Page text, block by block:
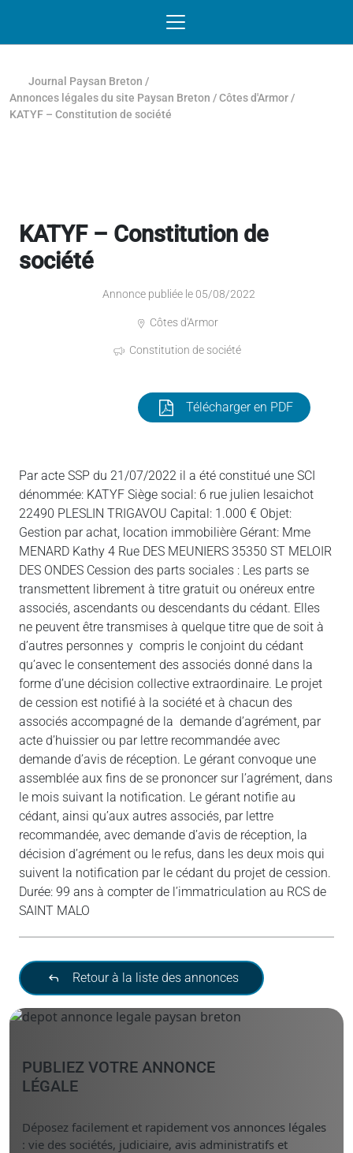
Journal Paysan Breton /
Annonces légales du site Paysan Breton /Côtes d'Armor /
KATYF – Constitution de société
KATYF – Constitution de
société
Annonce publiée le 05/08/2022
Côtes d'Armor
Constitution de société
Télécharger en PDF
Par acte SSP du 21/07/2022 il a été constitué une SCI
dénommée: KATYF Siège social: 6 rue julien lesaichot
22490 PLESLIN TRIGAVOU Capital: 1.000 € Objet:
Gestion par achat, location immobilière Gérant: Mme
MENARD Kathy 4 Rue DES MEUNIERS 35350 ST MELOIR
DES ONDES Cession des parts sociales : Les parts se
transmettent librement à titre gratuit ou onéreux entre
associés, ascendants ou descendants du cédant. Elles
ne peuvent être transmises à quelque titre que de soit à
d’autres personnes y compris le conjoint du cédant
qu’avec le consentement des associés donné dans la
forme d’une décision collective extraordinaire. Le projet
de cession est notifié à la société et à chacun des
associés accompagné de la demande d’agrément, par
acte d’huissier ou par lettre recommandée avec
demande d’avis de réception. Le gérant convoque une
assemblée aux fins de se prononcer sur l’agrément, dans
le mois suivant la notification. Le gérant notifie au
cédant, ainsi qu’aux autres associés, par lettre
recommandée, avec demande d’avis de réception, la
décision d’agrément ou le refus, dans les deux mois qui
suivent la notification par le cédant du projet de cession.
Durée: 99 ans à compter de l’immatriculation au RCS de
SAINT MALO
Retour à la liste des annonces
PUBLIEZ VOTRE ANNONCE
LÉGALE
Déposez facilement et rapidement vos annonces légales
: vie des sociétés, judiciaire, avis administratifs et